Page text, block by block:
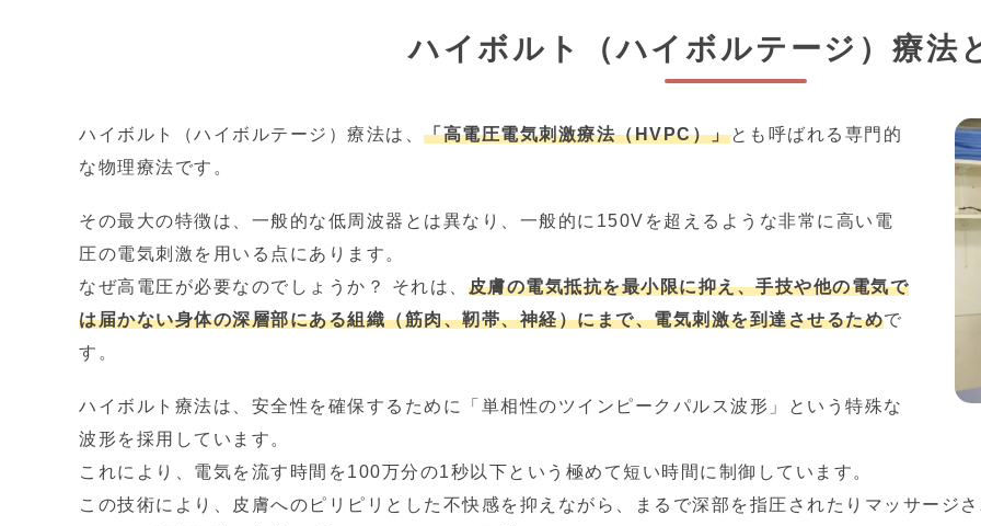
ハイボルト（ハイボルテージ）療法
ハイボルト（ハイボルテージ）療法は、 「高電圧電気刺激療法（HVPC）」とも呼ばれる専門的
な物理療法です。
その最大の特徴は、一般的な低周波器とは異なり、一般的に150Vを超えるような非常に高い電
圧の電気刺激を用いる点にあります。
なぜ高電圧が必要なのでしょうか？ それは、 皮膚の電気抵抗を最小限に抑え、手技や他の電気で
は届かない身体の深層部にある組織（筋肉、靭帯、神経）にまで、電気刺激を到達させるためで
す。
ハイボルト療法は、安全性を確保するために「単相性のツインピークパルス波形」という特殊な
波形を採用しています。
これにより、電気を流す時間を100万分の1秒以下という極めて短い時間に制御しています。
この技術により、皮膚へのピリピリとした不快感を抑えながら、まるで深部を指圧されたりマッサージ